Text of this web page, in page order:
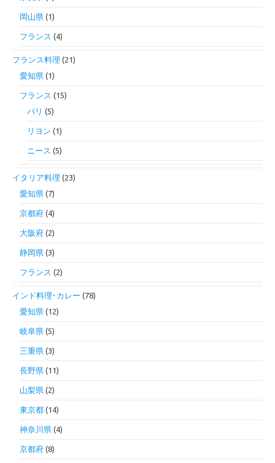
岡山県 (1)
フランス (4)
フランス料理 (21)
愛知県 (1)
フランス (15)
パリ (5)
リヨン (1)
ニース (5)
イタリア料理 (23)
愛知県 (7)
京都府 (4)
大阪府 (2)
静岡県 (3)
フランス (2)
インド料理･カレー (78)
愛知県 (12)
岐阜県 (5)
三重県 (3)
長野県 (11)
山梨県 (2)
東京都 (14)
神奈川県 (4)
京都府 (8)